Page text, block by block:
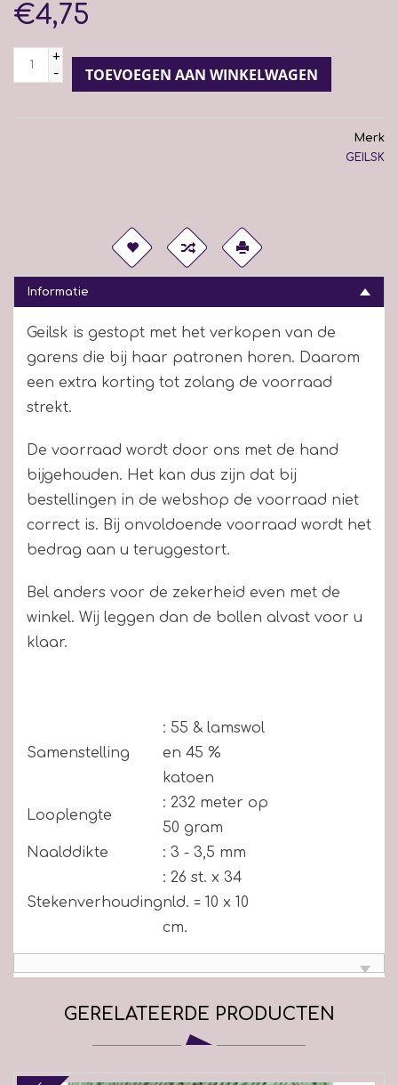
€4,75
+
-
TOEVOEGEN AAN WINKELWAGEN
Merk
GEILSK
Informatie
Geilsk is gestopt met het verkopen van de
garens die bij haar patronen horen. Daarom
een extra korting tot zolang de voorraad
strekt.
De voorraad wordt door ons met de hand
bijgehouden. Het kan dus zijn dat bij
bestellingen in de webshop de voorraad niet
correct is. Bij onvoldoende voorraad wordt het
bedrag aan u teruggestort.
Bel anders voor de zekerheid even met de
winkel. Wij leggen dan de bollen alvast voor u
klaar.
Samenstelling
: 55 & lamswol
en 45 %
katoen
Looplengte
: 232 meter op
50 gram
Naalddikte
: 3 - 3,5 mm
Stekenverhouding
: 26 st. x 34
nld. = 10 x 10
cm.
GERELATEERDE PRODUCTEN